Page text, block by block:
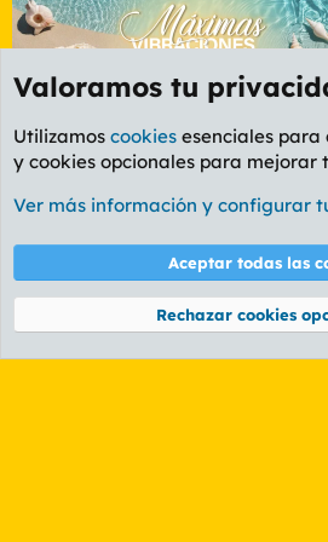
Foro General
Cookies
PL OLDSTYLE
Términos y reglas
Community platform by XenForo® © 2010-2026
Valoramos tu
Utilizamos cookies esenciales para
y cookies opcionales para mejorar
Ver más información y configurar
Aceptar todas las
Rechazar cookies